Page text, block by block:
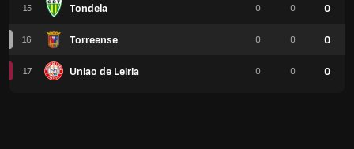
15 Tondela
16 Torreense
17 Uniao de Leiria
0 0 0
0 0 0
0 0 0